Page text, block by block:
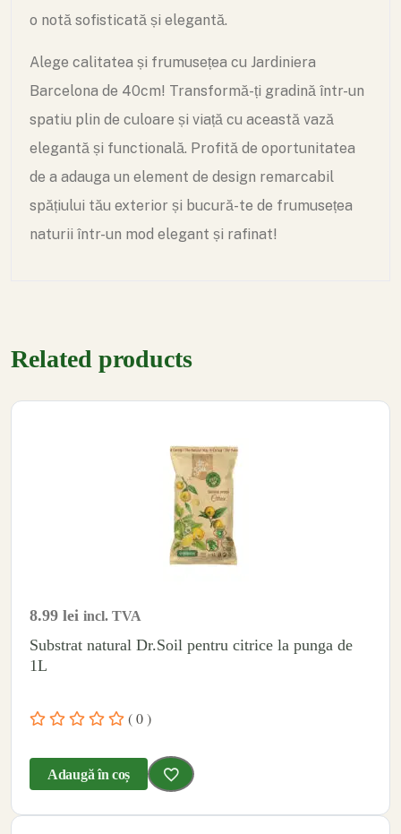
o notă sofisticată și elegantă.
Alege calitatea și frumusețea cu Jardiniera
Barcelona de 40cm! Transformă-ți gradină într-un
spatiu plin de culoare și viață cu această vază
elegantă și functională. Profită de oportunitatea
de a adauga un element de design remarcabil
spățiului tău exterior și bucură-te de frumusețea
naturii într-un mod elegant și rafinat!
Related products
8.99 lei incl. TVA
Substrat natural Dr.Soil pentru citrice la punga de
1L
( 0 )
Adaugă în coș